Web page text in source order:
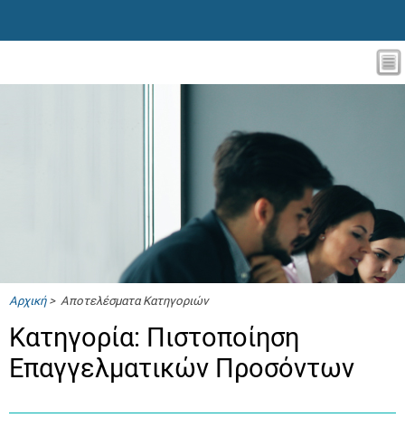
Αρχική> Αποτελέσματα Κατηγοριών
Κατηγορία: Πιστοποίηση
Επαγγελματικών Προσόντων